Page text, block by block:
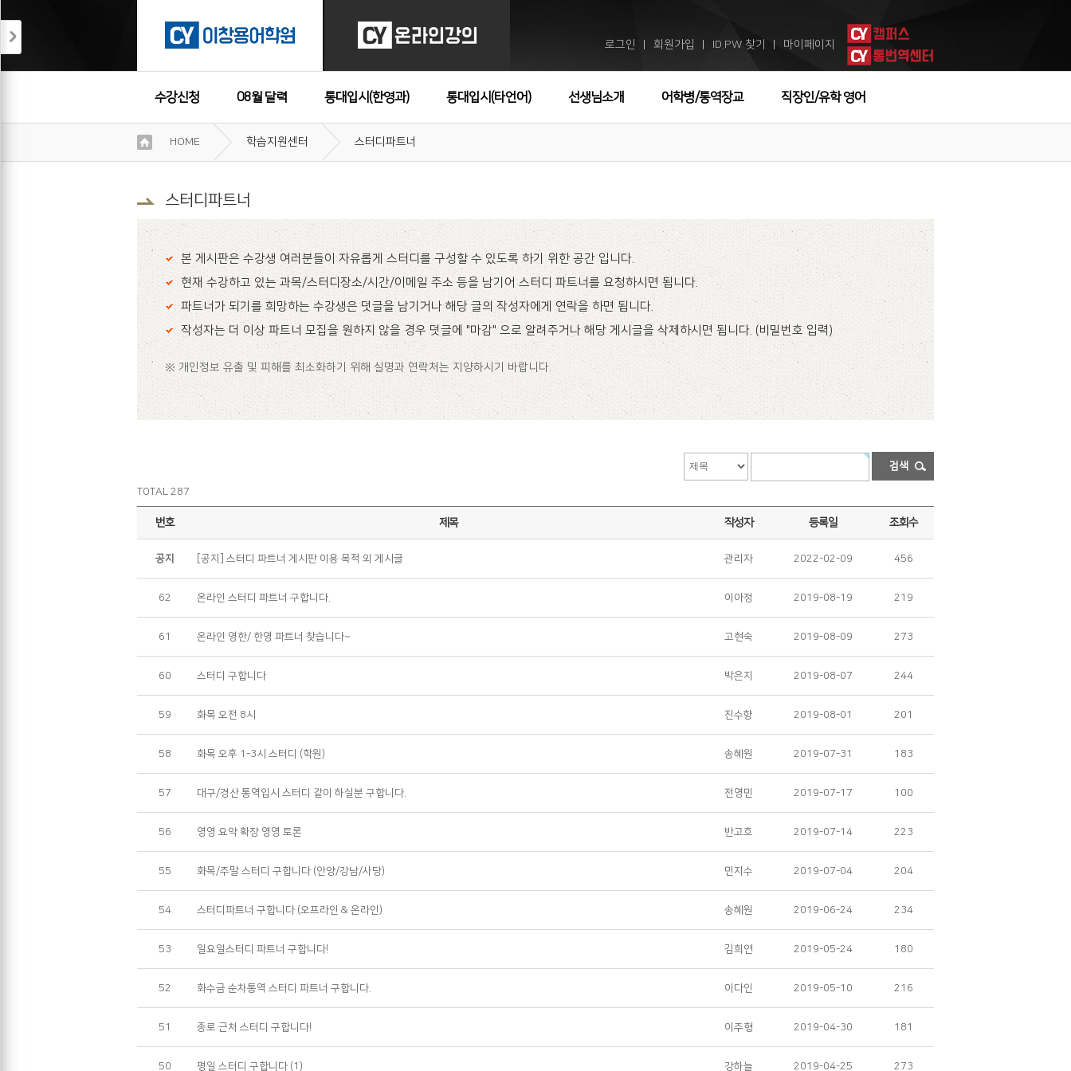
로그인 회원가입 ID.PW 찾기 마이페이지
수강신청 08월 달력 통대입시(한영과) 통대입시(타언어) 선생님소개 어학병/통역장교 직장인/유학 영어
수강후기
약
HOME 학습지원센터 스터디파트너
스터디파트너
본 게시판은 수강생 여러분들이 자유롭게 스터디를 구성할 수 있도록 하기 위한 공간 입니다.
현재 수강하고 있는 과목/스터디장소/시간/이메일 주소 등을 남기어 스터디 파트너를 요청하시면 됩니다.
파트너가 되기를 희망하는 수강생은 덧글을 남기거나 해당 글의 작성자에게 연락을 하면 됩니다.
작성자는 더 이상 파트너 모집을 원하지 않을 경우 덧글에 "마감" 으로 알려주거나 해당 게시글을 삭제하시면 됩니다. (비밀번호 입력)
※ 개인정보 유출 및 피해를 최소화하기 위해 실명과 연락처는 지양하시기 바랍니다.
검색
TOTAL 287
번호 제목 작성자 등록일 조회수
공지 [공지] 스터디 파트너 게시판 이용 목적 외 게시글 관리자 2022-02-09 456
62 온라인 스터디 파트너 구합니다. 이아정 2019-08-19 219
61 온라인 영한/ 한영 파트너 찾습니다~ 고현숙 2019-08-09 273
60 스터디 구합니다 박은지 2019-08-07 244
59 화목 오전 8시 진수향 2019-08-01 201
58 화목 오후 1-3시 스터디 (학원) 송혜원 2019-07-31 183
57 대구/경산 통역입시 스터디 같이 하실분 구합니다. 전영민 2019-07-17 100
56 영영 요약 확장 영영 토론 반고흐 2019-07-14 223
55 화목/주말 스터디 구합니다 (안양/강남/사당) 민지수 2019-07-04 204
54 스터디파트너 구합니다 (오프라인 & 온라인) 송혜원 2019-06-24 234
53 일요일스터디 파트너 구합니다! 김희연 2019-05-24 180
52 화수금 순차통역 스터디 파트너 구합니다. 이다인 2019-05-10 216
51 종로 근처 스터디 구합니다! 이주형 2019-04-30 181
50 평일 스터디 구합니다 (1) 강하늘 2019-04-25 273